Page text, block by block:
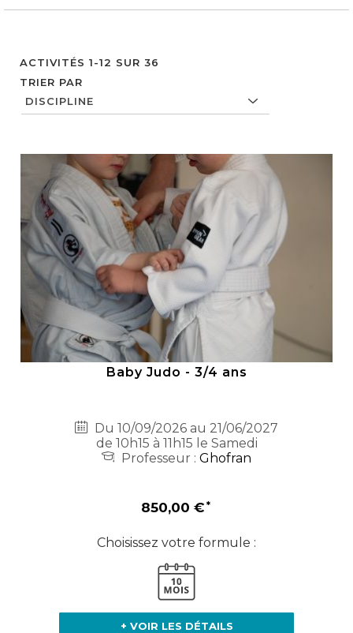
ACTIVITÉS 1-12 SUR 36
TRIER PAR
Baby Judo - 3/4 ans
Du 10/09/2026 au 21/06/2027
de 10h15 à 11h15 le Samedi
Professeur : Ghofran
850,00 €
Choisissez votre formule :
+ VOIR LES DÉTAILS